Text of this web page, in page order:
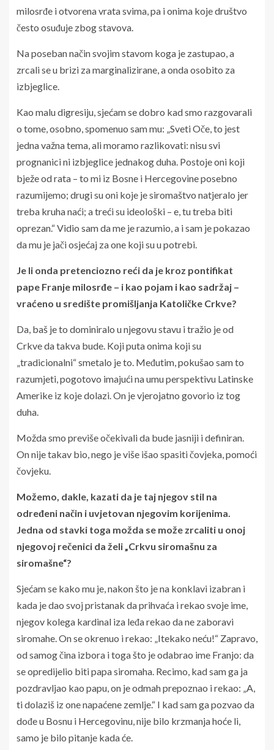
milosrđe i otvorena vrata svima, pa i onima koje društvo
često osuđuje zbog stavova.
Na poseban način svojim stavom koga je zastupao, a
zrcali se u brizi za marginalizirane, a onda osobito za
izbjeglice.
Kao malu digresiju, sjećam se dobro kad smo razgovarali
o tome, osobno, spomenuo sam mu: „Sveti Oče, to jest
jedna važna tema, ali moramo razlikovati: nisu svi
prognanici ni izbjeglice jednakog duha. Postoje oni koji
bježe od rata – to mi iz Bosne i Hercegovine posebno
razumijemo; drugi su oni koje je siromaštvo natjeralo jer
treba kruha naći; a treći su ideološki – e, tu treba biti
oprezan.“ Vidio sam da me je razumio, a i sam je pokazao
da mu je jači osjećaj za one koji su u potrebi.
Je li onda pretenciozno reći da je kroz pontifikat
pape Franje milosrđe – i kao pojam i kao sadržaj –
vraćeno u središte promišljanja Katoličke Crkve?
Da, baš je to dominiralo u njegovu stavu i tražio je od
Crkve da takva bude. Koji puta onima koji su
„tradicionalni“ smetalo je to. Međutim, pokušao sam to
razumjeti, pogotovo imajući na umu perspektivu Latinske
Amerike iz koje dolazi. On je vjerojatno govorio iz tog
duha.
Možda smo previše očekivali da bude jasniji i definiran.
On nije takav bio, nego je više išao spasiti čovjeka, pomoći
čovjeku.
Možemo, dakle, kazati da je taj njegov stil na
određeni način i uvjetovan njegovim korijenima.
Jedna od stavki toga možda se može zrcaliti u onoj
njegovoj rečenici da želi „Crkvu siromašnu za
siromašne“?
Sjećam se kako mu je, nakon što je na konklavi izabran i
kada je dao svoj pristanak da prihvaća i rekao svoje ime,
njegov kolega kardinal iza leđa rekao da ne zaboravi
siromahe. On se okrenuo i rekao: „Itekako neću!“ Zapravo,
od samog čina izbora i toga što je odabrao ime Franjo: da
se opredijelio biti papa siromaha. Recimo, kad sam ga ja
pozdravljao kao papu, on je odmah prepoznao i rekao: „A,
ti dolaziš iz one napaćene zemlje.“ I kad sam ga pozvao da
dođe u Bosnu i Hercegovinu, nije bilo krzmanja hoće li,
samo je bilo pitanje kada će.